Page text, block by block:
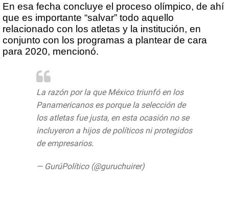
En esa fecha concluye el proceso olímpico, de ahí
que es importante “salvar” todo aquello
relacionado con los atletas y la institución, en
conjunto con los programas a plantear de cara
para 2020, mencionó.
La razón por la que México triunfó en los
Panamericanos es porque la selección de
los atletas fue justa, en esta ocasión no se
incluyeron a hijos de políticos ni protegidos
de empresarios.
— GurúPolítico (@guruchuirer)